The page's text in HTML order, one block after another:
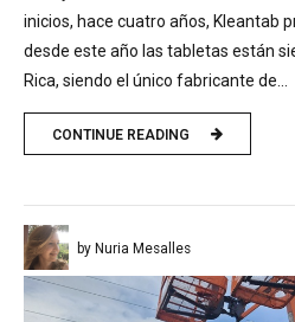
inicios, hace cuatro años, Kleantab
desde este año las tabletas están
Rica, siendo el único fabricante de...
CONTINUE READING
by Nuria Mesalles